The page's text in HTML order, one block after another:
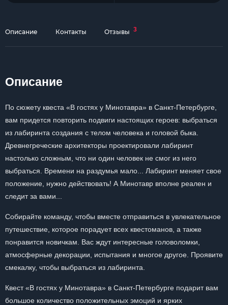
Описание Контакты Отзывы 3
Описание
По сюжету квеста «В гостях у Минотавра» в Санкт-Петербурге,
вам придется повторить подвиги настоящих героев: выбраться
из лабиринта создания с телом человека и головой быка.
Древнегреческие архитекторы проектировали лабиринт
настолько сложным, что ни один человек не смог из него
выбраться. Времени на раздумья мало... Лабиринт меняет свое
положение, нужно действовать! А Минотавр вполне реален и
следит за вами...
Собирайте команду, чтобы вместе отправиться в увлекательное
путешествие, которое порадует всех квестоманов, а также
понравится новичкам. Вас ждут интересные головоломки,
атмосферные декорации, испытания и многое другое. Проявите
смекалку, чтобы выбраться из лабиринта.
Квест «В гостях у Минотавра» в Санкт-Петербурге подарит вам
большое количество положительных эмоций и ярких